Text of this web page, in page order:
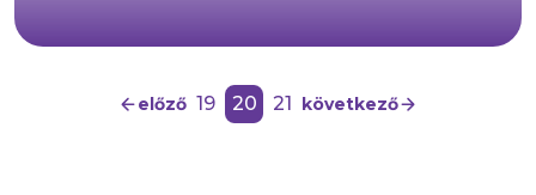
előző 19 20 21 következő